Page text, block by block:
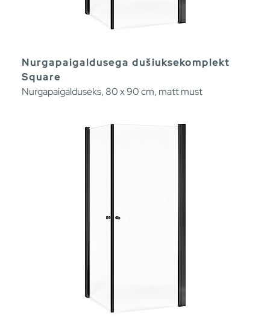
Nurgapaigaldusega dušiuksekomplekt
Square
Nurgapaigalduseks, 80 x 90 cm, matt must